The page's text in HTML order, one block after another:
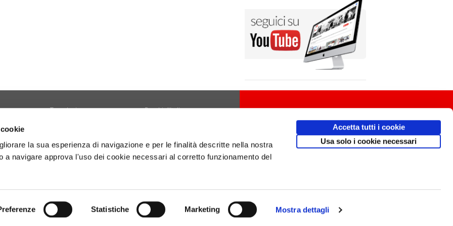
la sua esperienza di navigazione e per le finalità descritte nella nostra
a navigare approva l'uso dei cookie necessari al corretto funzionamento del
Statistiche Marketing Mostra dettagli
Accetta tutti i cookie
Usa solo i cookie necessari
Tecnologia
Diario di Viaggio
Attività
Borghi d'Italia
Copertina
01160141006.
Design communication.it/ Mobile friendly